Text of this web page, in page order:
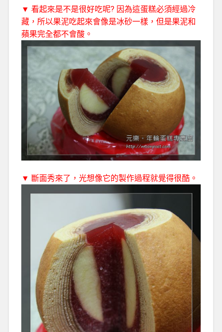
▼ 看起來是不是很好吃呢? 因為這蛋糕必須經過冷
藏，所以果泥吃起來會像是冰砂一樣，但是果泥和
蘋果完全都不會酸。
▼ 斷面秀來了，光想像它的製作過程就覺得很酷。